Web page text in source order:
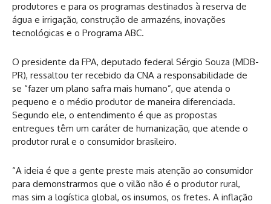
produtores e para os programas destinados à reserva de
água e irrigação, construção de armazéns, inovações
tecnológicas e o Programa ABC.
O presidente da FPA, deputado federal Sérgio Souza (MDB-
PR), ressaltou ter recebido da CNA a responsabilidade de
se “fazer um plano safra mais humano”, que atenda o
pequeno e o médio produtor de maneira diferenciada.
Segundo ele, o entendimento é que as propostas
entregues têm um caráter de humanização, que atende o
produtor rural e o consumidor brasileiro.
“A ideia é que a gente preste mais atenção ao consumidor
para demonstrarmos que o vilão não é o produtor rural,
mas sim a logística global, os insumos, os fretes. A inflação